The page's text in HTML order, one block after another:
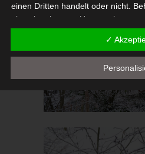
einen Dritten handelt oder nicht.
eines bestimmten
möglicherweise
jedoch nicht als Empfänger.
j) Dritter
Dritter ist eine natürliche oder
Einrichtung oder andere Stelle
Personen, die unter der
Verantwortlichen oder des
✓